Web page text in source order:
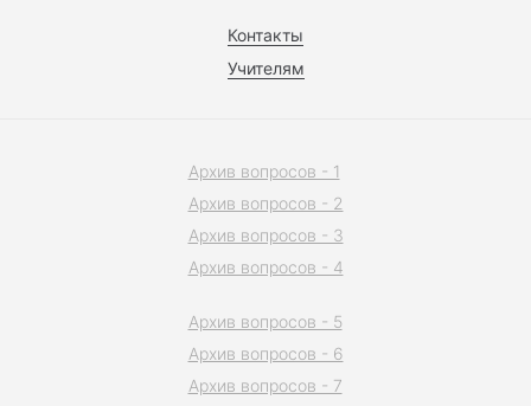
Контакты
Учителям
Архив вопросов - 1
Архив вопросов - 2
Архив вопросов - 3
Архив вопросов - 4
Архив вопросов - 5
Архив вопросов - 6
Архив вопросов - 7